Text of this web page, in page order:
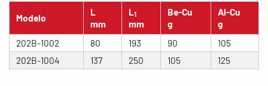
Modelo
L
mm
L1
mm
Be-Cu
g
Al-Cu
g
202B-1002
80 193 90
105
202B-1004
137 250 105 125